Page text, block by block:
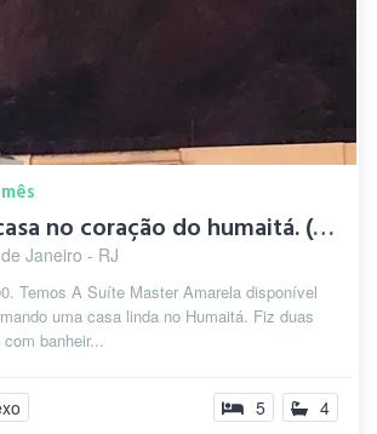
Imperdível casa no coração do humaitá. (LEIA A DESCRIÇÂO)
Janeiro - RJ
Temos A Suíte Master Amarela disponível
uma casa linda no Humaitá. Fiz duas
banheir...
5 4